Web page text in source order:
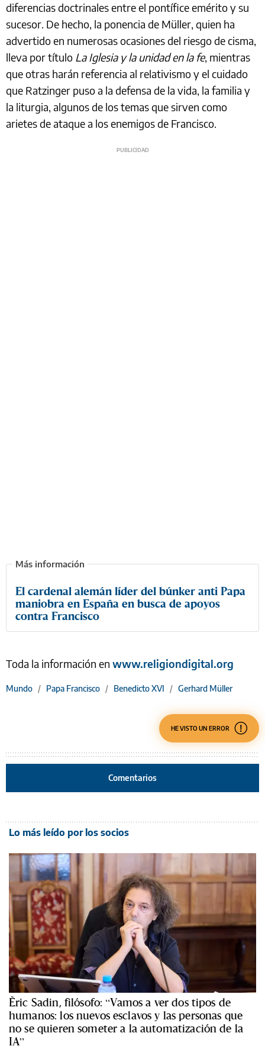
diferencias doctrinales entre el pontífice emérito y su
sucesor. De hecho, la ponencia de Müller, quien ha
advertido en numerosas ocasiones del riesgo de cisma,
lleva por título La Iglesia y la unidad en la fe, mientras
que otras harán referencia al relativismo y el cuidado
que Ratzinger puso a la defensa de la vida, la familia y
la liturgia, algunos de los temas que sirven como
arietes de ataque a los enemigos de Francisco.
El cardenal alemán líder del búnker anti Papa
maniobra en España en busca de apoyos
contra Francisco
Toda la información en www.religiondigital.org
Mundo / Papa Francisco / Benedicto XVI / Gerhard Müller
HE VISTO UN ERROR
Comentarios
Lo más leído por los socios
Èric Sadin, filósofo: “Vamos a ver dos tipos de
humanos: los nuevos esclavos y las personas que
no se quieren someter a la automatización de la
IA”